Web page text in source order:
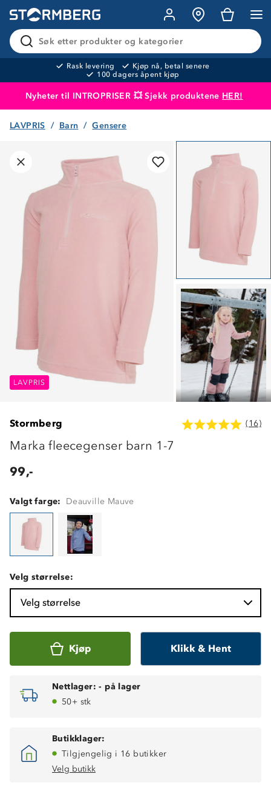
Søk etter produkter og kategorier
Rask levering
Kjøp nå, betal senere
100 dagers åpent kjøp
Nyheter til INTROPRISER 💥 Sjekk produktene HER!
Produktet er lagt i handlekurven
LAVPRIS Barn Gensere
LAVPRIS LAVPRIS
LAVPRIS
Stormberg (16)
Marka fleecegenser barn 1-7
99,-
Valgt farge: Deauville Mauve
Velg størrelse:
Velg størrelse
Kjøp Klikk & Hent
Nettlager: - på lager
50+ stk
Butikklager:
Tilgjengelig i 16 butikker
Velg butikk